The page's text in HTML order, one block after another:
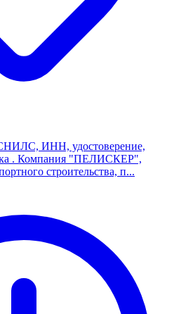
ИНН, удостоверение,
. Компания "ПЕЛИСКЕР",
строительства, п...